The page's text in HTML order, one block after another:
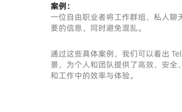
案例：
一位自由职业者将工作群组、私人
要的信息，同时避免混乱。
通过这些具体案例，我们可以看出
景，为个人和团队提供了高效、安
和工作中的效率与体验。